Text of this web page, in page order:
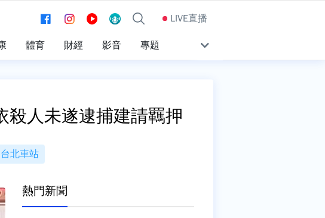
LIVE直播
體育 財經 影音 專題
殺人未遂逮捕建請羈押
台北車站
熱門新聞